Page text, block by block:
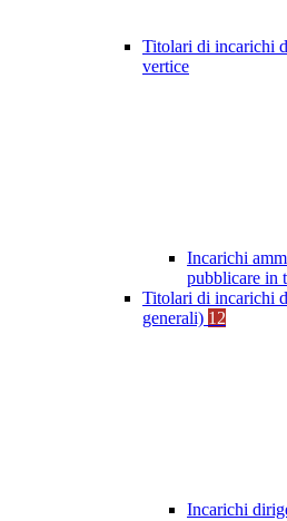
Titolari di incarichi
vertice
Incarichi
pubblicare in
Titolari di incarichi
generali) 12
Incarichi